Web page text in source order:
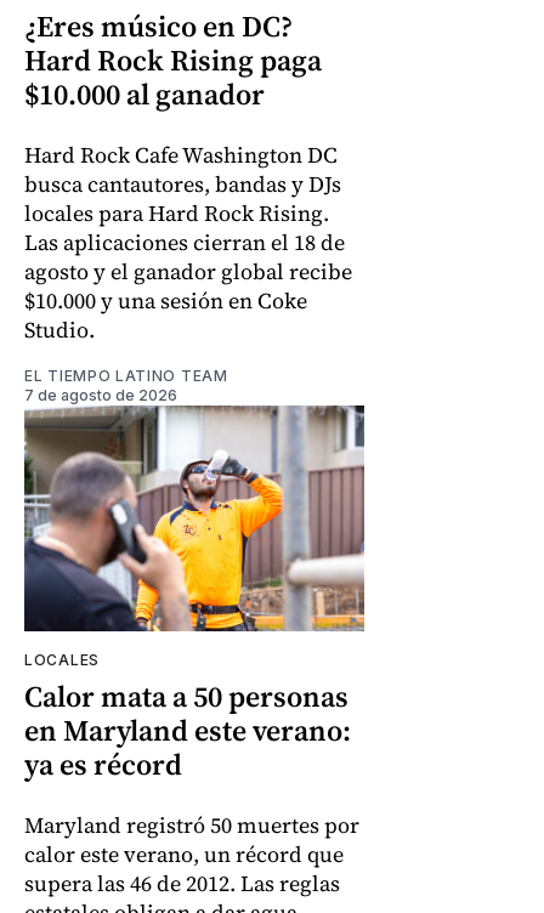
¿Eres músico en DC?
Hard Rock Rising paga
$10.000 al ganador
Hard Rock Cafe Washington DC
busca cantautores, bandas y DJs
locales para Hard Rock Rising.
Las aplicaciones cierran el 18 de
agosto y el ganador global recibe
$10.000 y una sesión en Coke
Studio.
EL TIEMPO LATINO TEAM
7 de agosto de 2026
LOCALES
Calor mata a 50 personas
en Maryland este verano:
ya es récord
Maryland registró 50 muertes por
calor este verano, un récord que
supera las 46 de 2012. Las reglas